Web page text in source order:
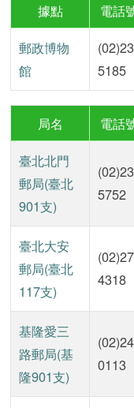
據點 電話
郵政博物
館
5185
局名 電話
臺北北門
郵局(臺北
901支)
5752
臺北大安
郵局(臺北
117支)
4318
基隆愛三
路郵局(基
隆901支)
0113